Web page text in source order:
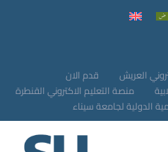
قدم الان
العريش
منصة التعليم الاكتروني القنطرة
الدولية لجامعة سيناء